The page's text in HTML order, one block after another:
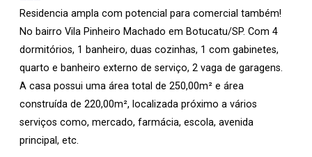
Residencia ampla com potencial para comercial também!
No bairro Vila Pinheiro Machado em Botucatu/SP. Com 4
dormitórios, 1 banheiro, duas cozinhas, 1 com gabinetes,
quarto e banheiro externo de serviço, 2 vaga de garagens.
A casa possui uma área total de 250,00m² e área
construída de 220,00m², localizada próximo a vários
serviços como, mercado, farmácia, escola, avenida
principal, etc.